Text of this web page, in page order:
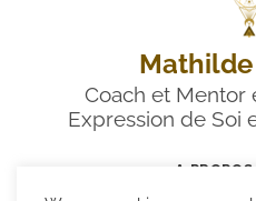
Coach et Mentor
Expression de Soi
A PROPOS